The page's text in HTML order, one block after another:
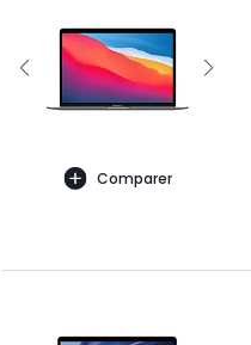
Comparer